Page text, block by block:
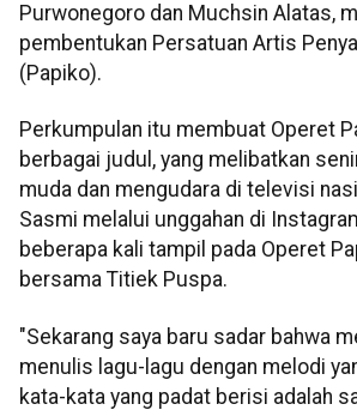
Purwonegoro dan Muchsin Alatas,
pembentukan Persatuan Artis
(Papiko).
Perkumpulan itu membuat Operet
berbagai judul, yang melibatkan
muda dan mengudara di televisi
Sasmi melalui unggahan di
beberapa kali tampil pada Operet
bersama Titiek Puspa.
"Sekarang saya baru sadar bahwa
menulis lagu-lagu dengan melodi
kata-kata yang padat berisi adalah